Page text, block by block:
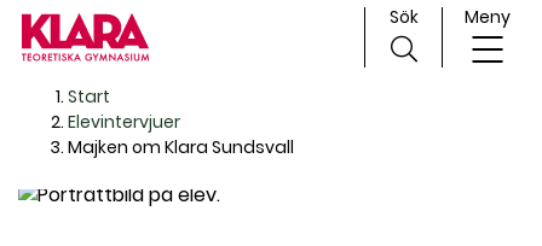
Huvudnavigation
Sök Meny
Start
Elevintervjuer
Majken om Klara Sundsvall